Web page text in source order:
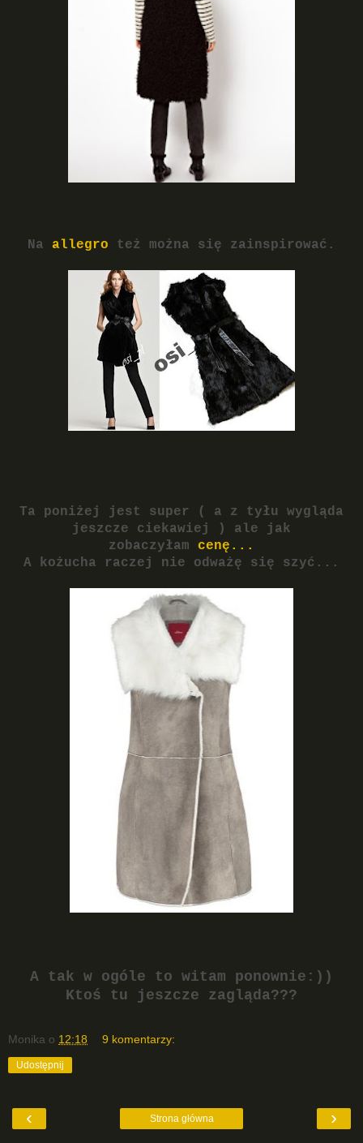
Na allegro też można się zainspirować.
Ta poniżej jest super ( a z tyłu wygląda
jeszcze ciekawiej ) ale jak
zobaczyłam cenę...
A kożucha raczej nie odważę się szyć...
A tak w ogóle to witam ponownie:))
Ktoś tu jeszcze zagląda???
Monika o 12:18 9 komentarzy:
Udostępnij
‹ ›
Strona główna